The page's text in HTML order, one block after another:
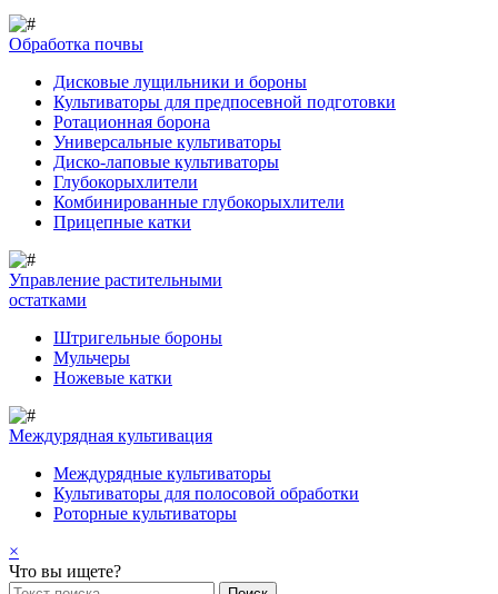
Обработка почвы
Дисковые лущильники и бороны
Культиваторы для предпосевной подготовки
Ротационная борона
Универсальные культиваторы
Диско-лаповые культиваторы
Глубокорыхлители
Комбинированные глубокорыхлители
Прицепные катки
Управление растительными
остатками
Штригельные бороны
Мульчеры
Ножевые катки
Междурядная культивация
Междурядные культиваторы
Культиваторы для полосовой обработки
Роторные культиваторы
×
Что вы ищете?